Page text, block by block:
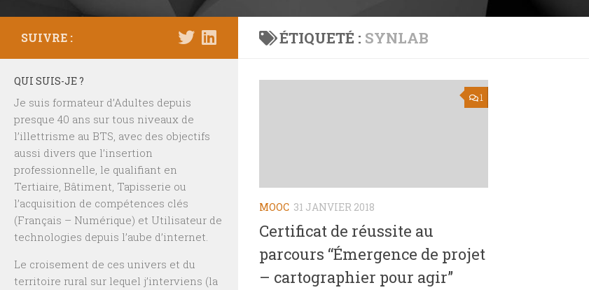
ÉTIQUETÉ : SYNLAB
1
MOOC 31 JANVIER 2018
Certificat de réussite au
parcours “Émergence de projet
– cartographier pour agir”
SUIVRE :
QUI SUIS-JE ?
Je suis formateur d’Adultes depuis
presque 40 ans sur tous niveaux de
l’illettrisme au BTS, avec des objectifs
aussi divers que l’insertion
professionnelle, le qualifiant en
Tertiaire, Bâtiment, Tapisserie ou
l’acquisition de compétences clés
(Français – Numérique) et Utilisateur de
technologies depuis l’aube d’internet.
Le croisement de ces univers et du
territoire rural sur lequel j’interviens (la